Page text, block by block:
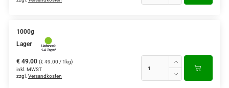
1000g
Lager
€ 49.00 (€ 49.00 / 1kg)
inkl. MWST
zzgl. Versandkosten